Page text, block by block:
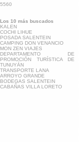
5560
Los 10 más buscados
KALEN
COCHI LIHUE
POSADA SALENTEIN
CAMPING DON VENANCIO
MON ZEN VIAJES
DEPARTAMENTO DE
PROMOCIÓN TURÍSTICA DE
TUNUYÁN
TRANSPORTE LANA
ARROYO GRANDE
BODEGAS SALENTEIN
CABAÑAS VILLA LORETO